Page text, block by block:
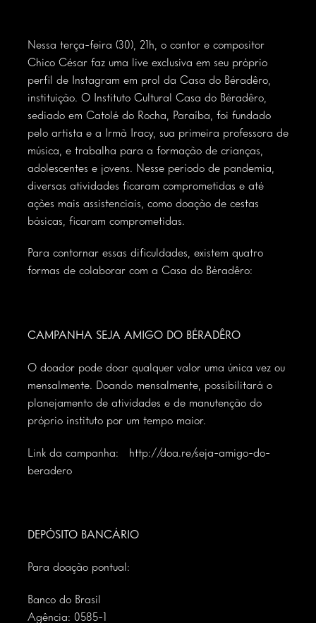
Nessa terça-feira (30), 21h, o cantor e compositor
Chico César faz uma
live exclusiva em seu próprio
perfil de Instagram em prol da Casa do Béradêro,
instituição. O
Instituto Cultural Casa do Béradêro,
sediado em Catolé do Rocha, Paraíba, foi fundado
pelo artista e a Irmã Iracy, sua primeira professora de
música, e trabalha para a formação de crianças,
adolescentes e jovens. Nesse período de pandemia,
diversas atividades ficaram comprometidas e até
ações mais assistenciais, como doação de cestas
básicas, ficaram comprometidas.
Para contornar essas dificuldades, existem quatro
formas de colaborar com a Casa do Béradêro:
CAMPANHA SEJA AMIGO DO BÉRADÊRO
O doador pode doar qualquer valor uma única vez ou
mensalmente. Doando mensalmente, possibilitará o
planejamento de atividades e de manutenção do
próprio instituto por um tempo maior.
Link da campanha:
http://doa.re/seja-amigo-do-
beradero
DEPÓSITO BANCÁRIO
Para doação pontual:
Banco do Brasil
Agência: 0585-1